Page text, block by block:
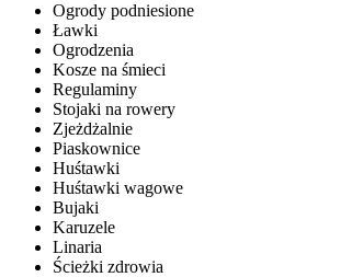
Ogrody podniesione
Ławki
Ogrodzenia
Kosze na śmieci
Regulaminy
Stojaki na rowery
Zjeżdżalnie
Piaskownice
Huśtawki
Huśtawki wagowe
Bujaki
Karuzele
Linaria
Ścieżki zdrowia